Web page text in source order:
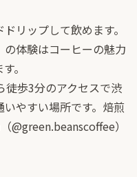
リップして飲めます。
の体験はコーヒーの魅力
。
徒歩3分のアクセスで渋
やすい場所です。焙煎
@green.beanscoffee）